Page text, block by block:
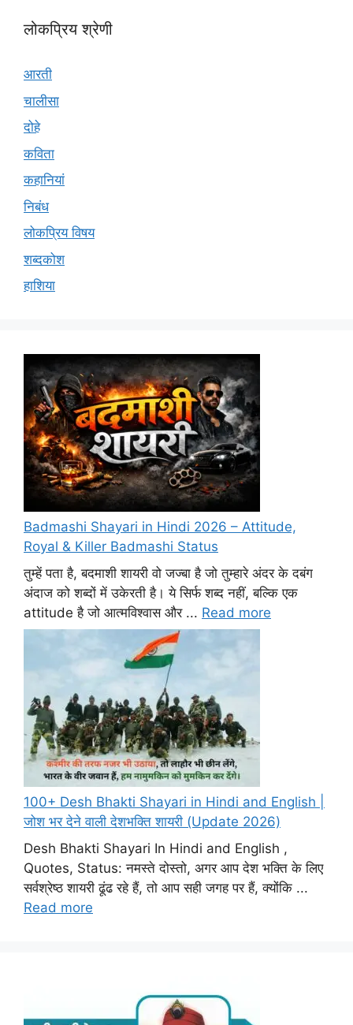
लोकप्रिय श्रेणी
आरती
चालीसा
दोहे
कविता
कहानियां
निबंध
लोकप्रिय विषय
शब्दकोश
हाशिया
Badmashi Shayari in Hindi 2026 – Attitude,
Royal & Killer Badmashi Status
तुम्हें पता है, बदमाशी शायरी वो जज्बा है जो तुम्हारे अंदर के दबंग
अंदाज को शब्दों में उकेरती है। ये सिर्फ शब्द नहीं, बल्कि एक
attitude है जो आत्मविश्वास और ... Read more
100+ Desh Bhakti Shayari in Hindi and English |
जोश भर देने वाली देशभक्ति शायरी (Update 2026)
Desh Bhakti Shayari In Hindi and English ,
Quotes, Status: नमस्ते दोस्तो, अगर आप देश भक्ति के लिए
सर्वश्रेष्ठ शायरी ढूंढ रहे हैं, तो आप सही जगह पर हैं, क्योंकि ...
Read more